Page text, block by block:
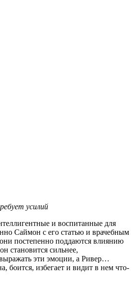
усилий
и воспитанные для
Саймон с его статью и врачебным
постепенно поддаются влиянию
становится сильнее,
эти эмоции, а Ривер…
боится, избегает и видит в нем что-